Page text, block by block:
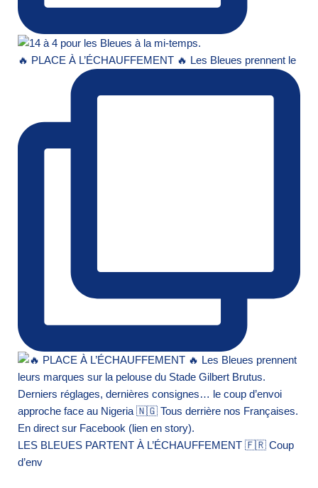
🔥 PLACE À L’ÉCHAUFFEMENT 🔥 Les Bleues prennent le
LES BLEUES PARTENT À L’ÉCHAUFFEMENT 🇫🇷 Coup
d’env